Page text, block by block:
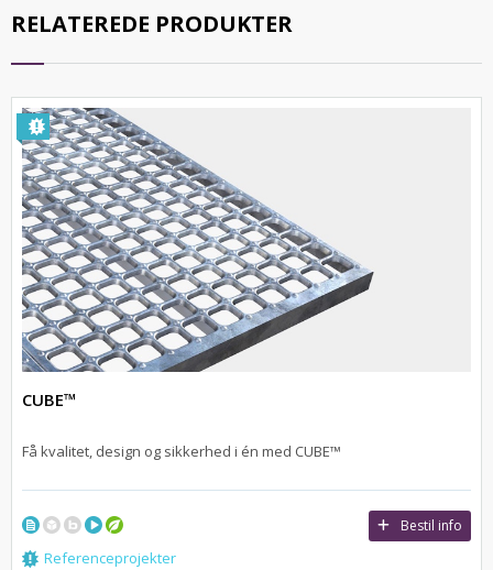
RELATEREDE PRODUKTER
CUBE™
Få kvalitet, design og sikkerhed i én med CUBE™
Bestil info
Referenceprojekter